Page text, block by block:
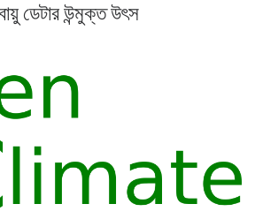
ডেটার উন্মুক্ত উৎস